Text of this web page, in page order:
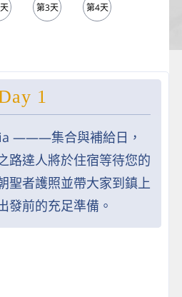
第3天 第4天
1
———集合與補給日，
路達人將於住宿等待您的
聖者護照並帶大家到鎮上
發前的充足準備。